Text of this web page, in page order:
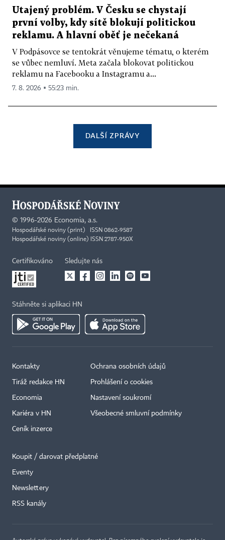
Utajený problém. V Česku se chystají
první volby, kdy sítě blokují politickou
reklamu. A hlavní oběť je nečekaná
V Podpásovce se tentokrát věnujeme tématu, o kterém
se vůbec nemluví. Meta začala blokovat politickou
reklamu na Facebooku a Instagramu a...
7. 8. 2026 ▪ 55:23 min.
DALŠÍ ZPRÁVY
© 1996-2026 Economia, a.s.
Hospodářské noviny (print) ISSN 0862-9587
Hospodářské noviny (online) ISSN 2787-950X
Certifikováno Sledujte nás
Stáhněte si aplikaci HN
Kontakty
Tiráž redakce HN
Economia
Kariéra v HN
Ceník inzerce
Ochrana osobních údajů
Prohlášení o cookies
Nastavení soukromí
Všeobecné smluvní podmínky
Koupit / darovat předplatné
Eventy
Newslettery
RSS kanály